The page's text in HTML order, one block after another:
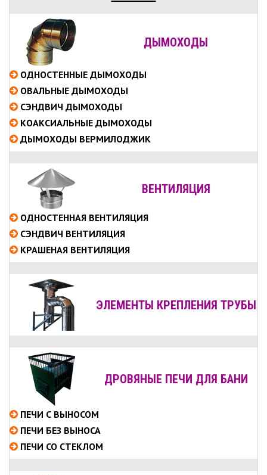
ДЫМОХОДЫ
ОДНОСТЕННЫЕ ДЫМОХОДЫ
ОВАЛЬНЫЕ ДЫМОХОДЫ
СЭНДВИЧ ДЫМОХОДЫ
КОАКСИАЛЬНЫЕ ДЫМОХОДЫ
ДЫМОХОДЫ ВЕРМИЛОДЖИК
ВЕНТИЛЯЦИЯ
ОДНОСТЕННАЯ ВЕНТИЛЯЦИЯ
СЭНДВИЧ ВЕНТИЛЯЦИЯ
КРАШЕНАЯ ВЕНТИЛЯЦИЯ
ЭЛЕМЕНТЫ КРЕПЛЕНИЯ ТРУБЫ
ДРОВЯНЫЕ ПЕЧИ ДЛЯ БАНИ
ПЕЧИ С ВЫНОСОМ
ПЕЧИ БЕЗ ВЫНОСА
ПЕЧИ СО СТЕКЛОМ